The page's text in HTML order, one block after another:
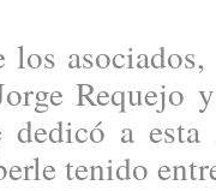
asociados,
a
tenido